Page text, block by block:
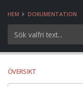
HEM DOKUMENTATION
ÖVERSIKT